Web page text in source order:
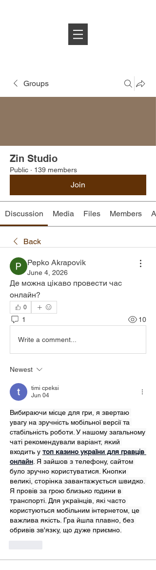
Groups
Zin Studio
Public · 139 members
Join
Discussion Media Files Members
Back
Pepko Akrapovik
June 4, 2026
Де можна цікаво провести час
онлайн?
0
1 10
Write a comment...
Newest
timi cpeksi
Jun 04
Вибираючи місце для гри, я звертаю
увагу на зручність мобільної версії та
стабільність роботи. У нашому загальному
чаті рекомендували варіант, який
входить у топ казино україни для гравців
онлайн . Я зайшов з телефону, сайтом
було зручно користуватися. Кнопки
великі, сторінка завантажується швидко.
Я провів за грою близько години в
транспорті. Для українців, які часто
користуються мобільним інтернетом, це
важлива якість. Гра йшла плавно, без
обривів зв'язку, що дуже приємно.